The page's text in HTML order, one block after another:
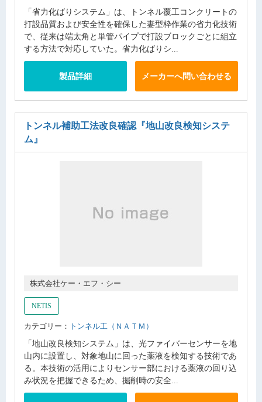
「省力化ばりシステム」は、トンネル覆工コンクリートの
打設品質および安全性を確保した妻型枠作業の省力化技術
で、従来は端太角と単管パイプで打設ブロックごとに組立
する方法で対応していた。省力化ばりシ...
製品詳細 メーカーへ問い合わせる
トンネル補助工法改良確認 『地山改良検知システ
ム』
株式会社ケー・エフ・シー
NETIS
カテゴリー： トンネル工（ＮＡＴＭ）
「地山改良検知システム」は、光ファイバーセンサーを地
山内に設置し、対象地山に回った薬液を検知する技術であ
る。本技術の活用によりセンサー部における薬液の回り込
み状況を把握できるため、掘削時の安全...